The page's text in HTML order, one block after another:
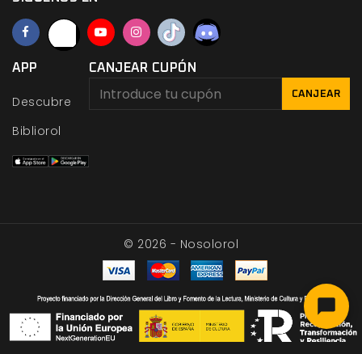
APP
Descubre
Bibliorol
CANJEAR CUPÓN
CANJEAR
© 2026 - Nosolorol